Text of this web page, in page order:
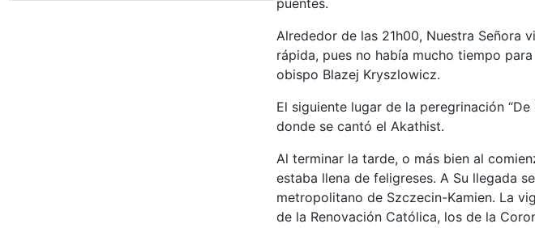
puentes.
Alrededor de las 21h00, Nuestra Señora
rápida, pues no había mucho tiempo
obispo Blazej Kryszlowicz.
El siguiente lugar de la peregrinación
donde se cantó el Akathist.
Al terminar la tarde, o más bien al
estaba llena de feligreses. A Su llegada
metropolitano de Szczecin-Kamien. La
de la Renovación Católica, los de la